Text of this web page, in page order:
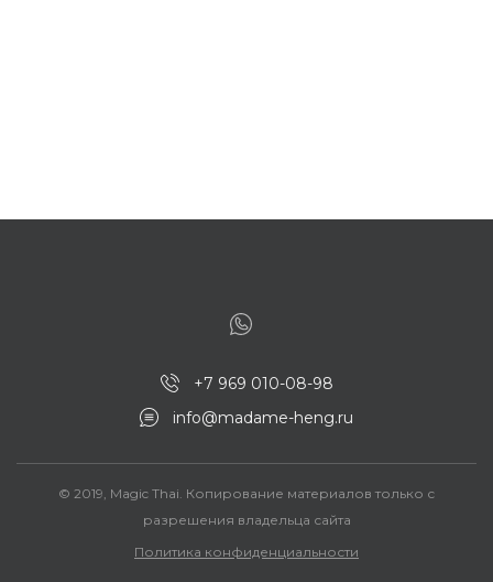
+7 969 010-08-98
info@madame-heng.ru
© 2019, Magic Thai. Копирование материалов только с
разрешения владельца сайта
Политика конфиденциальности